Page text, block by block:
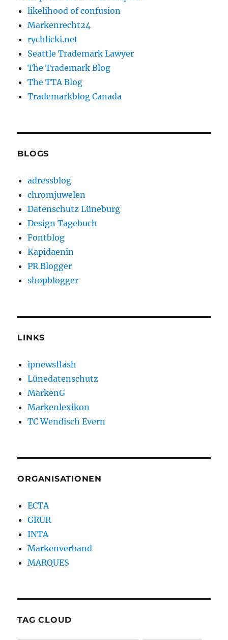
likelihood of confusion
Markenrecht24
rychlicki.net
Seattle Trademark Lawyer
The Trademark Blog
The TTA Blog
Trademarkblog Canada
BLOGS
adressblog
chromjuwelen
Datenschutz Lüneburg
Design Tagebuch
Fontblog
Kapidaenin
PR Blogger
shopblogger
LINKS
ipnewsflash
Lünedatenschutz
MarkenG
Markenlexikon
TC Wendisch Evern
ORGANISATIONEN
ECTA
GRUR
INTA
Markenverband
MARQUES
TAG CLOUD